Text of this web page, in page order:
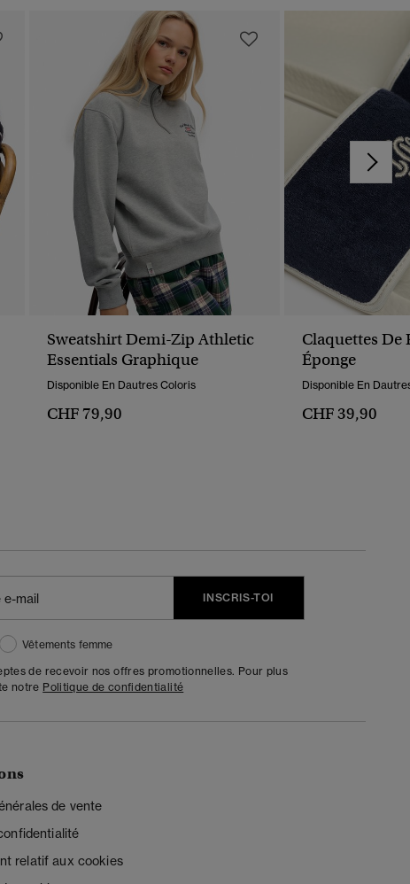
Sweatshirt Demi-Zip Athletic
Essentials Graphique
Disponible En Dautres Coloris
CHF 79,90
Claquettes De
Éponge
Disponible En
CHF 39,90
INSCRIS-TOI
Vêtements femme
de recevoir nos offres promotionnelles. Pour plus
notre Politique de confidentialité
de vente
relatif aux cookies